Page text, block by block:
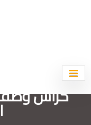
كراس